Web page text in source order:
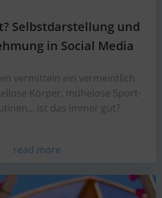
Selbstdarstellung und
in Social Media
vermitteln ein vermeintlich
Körper, mühelose Sport-
ist das immer gut?
read more